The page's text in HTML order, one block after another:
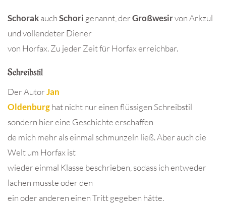
SchorakauchSchori genannt, derGroßwesirvon Arkzul
und vollendeter Diener
von Horfax. Zu jeder Zeit für Horfax erreichbar.
Schreibstil
Der AutorJan
Oldenburghat nicht nur einen flüssigen Schreibstil
sondern hier eine Geschichte erschaffen
de mich mehr als einmal schmunzeln ließ. Aber auch die
Welt um Horfax ist
wieder einmal Klasse beschrieben, sodass ich entweder
lachen musste oder den
ein oder anderen einen Tritt gegeben hätte.